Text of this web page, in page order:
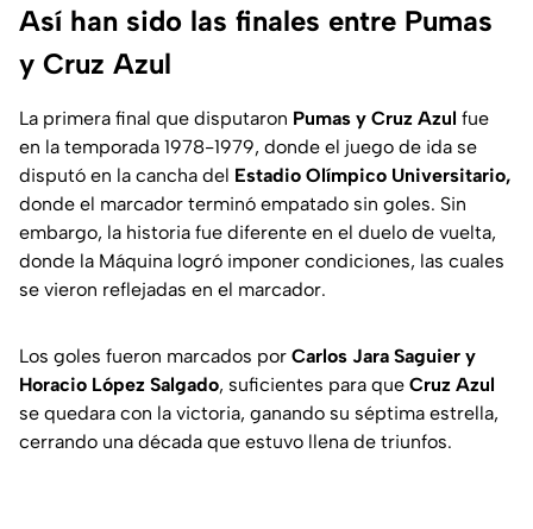
Así han sido las finales entre Pumas
y Cruz Azul
La primera final que disputaron Pumas y Cruz Azul fue
en la temporada 1978-1979, donde el juego de ida se
disputó en la cancha del Estadio Olímpico Universitario,
donde el marcador terminó empatado sin goles. Sin
embargo, la historia fue diferente en el duelo de vuelta,
donde la Máquina logró imponer condiciones, las cuales
se vieron reflejadas en el marcador.
Los goles fueron marcados por Carlos Jara Saguier y
Horacio López Salgado, suficientes para que Cruz Azul
se quedara con la victoria, ganando su séptima estrella,
cerrando una década que estuvo llena de triunfos.